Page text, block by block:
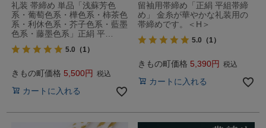
礼装 帯締め 単品「浅蘇芳色
系・葡萄色系・樺色系・柿茶色
系・利休色系・芥子色系・藍墨
色系・藤墨色系」正絹 平…
5.0 （1）
きもの町価格 5,500 税込
カートに入れる
留袖用帯締め「正絹 平組帯締
め」 金糸が華やかな礼装用の
帯締めです。＜H＞
5.0 （1）
きもの町価格 5,390 税込
カートに入れる